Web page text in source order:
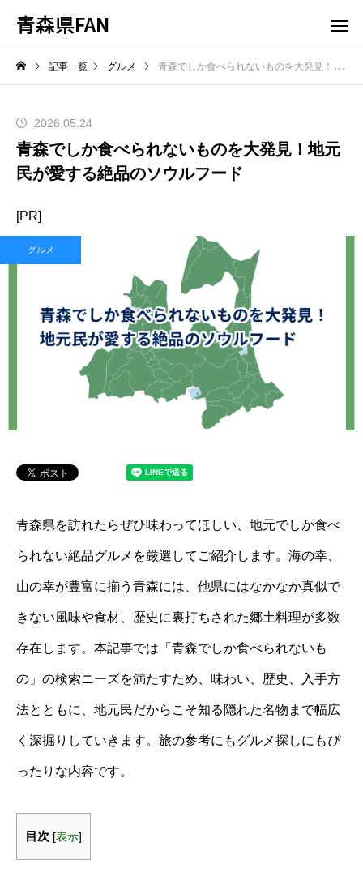
青森県FAN
記事一覧 グルメ 青森でしか食べられないものを大発見！地元民が愛する絶品のソウルフード
2026.05.24
青森でしか食べられないものを大発見！地元
民が愛する絶品のソウルフード
[PR]
グルメ
青森県を訪れたらぜひ味わってほしい、地元でしか食べ
られない絶品グルメを厳選してご紹介します。海の幸、
山の幸が豊富に揃う青森には、他県にはなかなか真似で
きない風味や食材、歴史に裏打ちされた郷土料理が多数
存在します。本記事では「青森でしか食べられないも
の」の検索ニーズを満たすため、味わい、歴史、入手方
法とともに、地元民だからこそ知る隠れた名物まで幅広
く深掘りしていきます。旅の参考にもグルメ探しにもぴ
ったりな内容です。
目次 [表示]